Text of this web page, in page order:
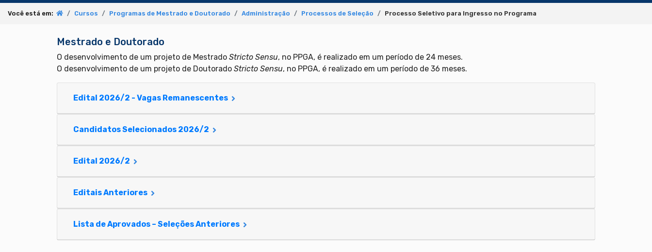
Você está em: Cursos Programas de Mestrado e Doutorado Administração Processos de Seleção Processo Seletivo para Ingresso no Programa
Mestrado e Doutorado
O desenvolvimento de um projeto de Mestrado Stricto Sensu, no PPGA, é realizado em um período de 24 meses.
O desenvolvimento de um projeto de Doutorado Stricto Sensu, no PPGA, é realizado em um período de 36 meses.
Edital 2026/2 - Vagas Remanescentes
Candidatos Selecionados 2026/2
Edital 2026/2
Editais Anteriores
Lista de Aprovados – Seleções Anteriores